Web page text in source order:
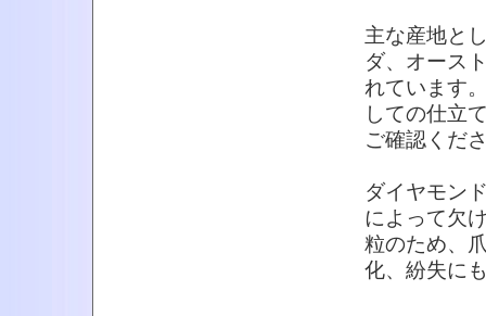
主な産地と
ダ、オース
れています
しての仕立
ご確認くだ
ダイヤモン
によって欠
粒のため、
化、紛失に